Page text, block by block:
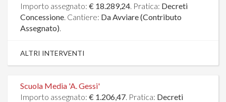
Importo assegnato: € 18.289,24. Pratica: Decreti
Concessione. Cantiere: Da Avviare (Contributo
Assegnato).
ALTRI INTERVENTI
Scuola Media 'A. Gessi'
Importo assegnato: € 1.206,47. Pratica: Decreti